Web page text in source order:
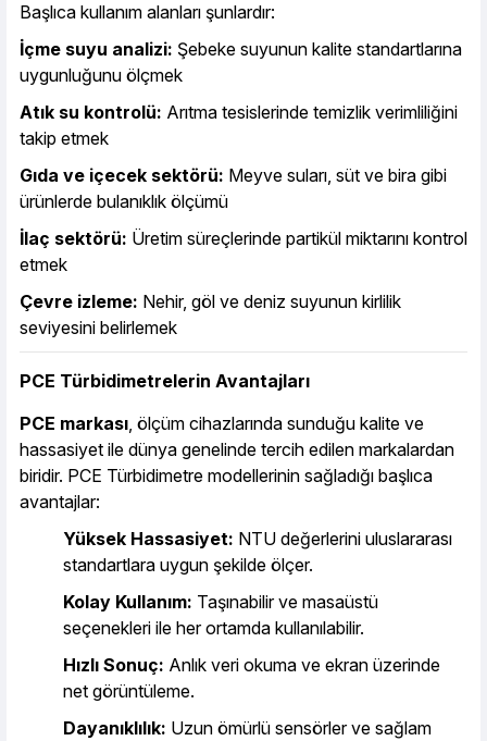
Başlıca kullanım alanları şunlardır:
İçme suyu analizi: Şebeke suyunun kalite standartlarına
uygunluğunu ölçmek
Atık su kontrolü: Arıtma tesislerinde temizlik verimliliğini
takip etmek
Gıda ve içecek sektörü: Meyve suları, süt ve bira gibi
ürünlerde bulanıklık ölçümü
İlaç sektörü: Üretim süreçlerinde partikül miktarını kontrol
etmek
Çevre izleme: Nehir, göl ve deniz suyunun kirlilik
seviyesini belirlemek
PCE Türbidimetrelerin Avantajları
PCE markası, ölçüm cihazlarında sunduğu kalite ve
hassasiyet ile dünya genelinde tercih edilen markalardan
biridir. PCE Türbidimetre modellerinin sağladığı başlıca
avantajlar:
Yüksek Hassasiyet: NTU değerlerini uluslararası
standartlara uygun şekilde ölçer.
Kolay Kullanım: Taşınabilir ve masaüstü
seçenekleri ile her ortamda kullanılabilir.
Hızlı Sonuç: Anlık veri okuma ve ekran üzerinde
net görüntüleme.
Dayanıklılık: Uzun ömürlü sensörler ve sağlam